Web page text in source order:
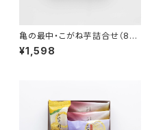
亀の最中・こがね芋詰合せ（8個
入り）
¥1,598